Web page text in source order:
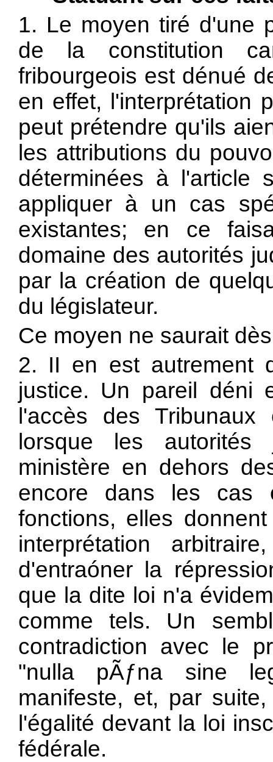
1. Le moyen tiré d'une
de la constitution
fribourgeois est dénué
en effet, l'interprétation
peut prétendre qu'ils
les attributions du
déterminées à l'article
appliquer à un cas
existantes; en ce
domaine des autorités
par la création de
du législateur.
Ce moyen ne saurait
2. II en est autrement
justice. Un pareil déni
l'accès des
lorsque les
ministère en dehors
encore dans les cas
fonctions, elles
interprétation
d'entraóner la
que la dite loi n'a
comme tels. Un
contradiction avec le
"nulla pÃƒna sine
manifeste, et, par
l'égalité devant la loi
fédérale.